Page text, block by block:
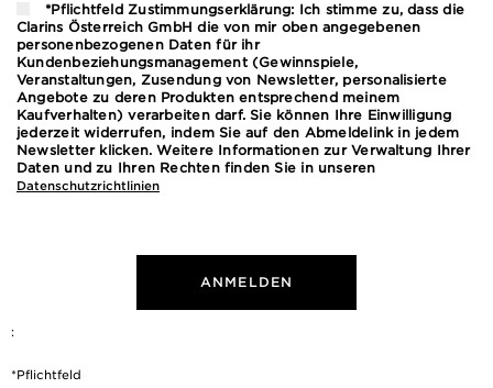
*Pflichtfeld Zustimmungserklärung: Ich stimme zu, dass die
Clarins Österreich GmbH die von mir oben angegebenen
personenbezogenen Daten für ihr
Kundenbeziehungsmanagement (Gewinnspiele,
Veranstaltungen, Zusendung von Newsletter, personalisierte
Angebote zu deren Produkten entsprechend meinem
Kaufverhalten) verarbeiten darf. Sie können Ihre Einwilligung
jederzeit widerrufen, indem Sie auf den Abmeldelink in jedem
Newsletter klicken. Weitere Informationen zur Verwaltung Ihrer
Daten und zu Ihren Rechten finden Sie in unseren
Datenschutzrichtlinien
ANMELDEN
:
*Pflichtfeld